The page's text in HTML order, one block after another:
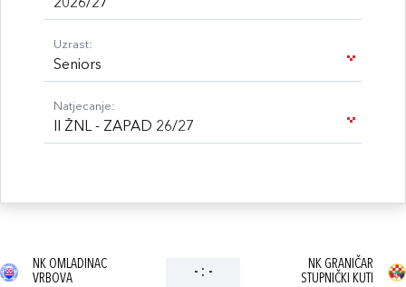
2026/27
Uzrast:
Seniors
Natjecanje:
II ŽNL - ZAPAD 26/27
NK OMLADINAC
VRBOVA
- : -
NK GRANIČAR
STUPNIČKI KUTI